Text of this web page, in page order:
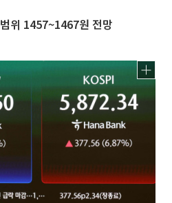
위 1457~1467원 전망